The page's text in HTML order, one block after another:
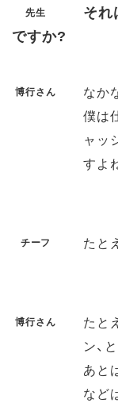
先生
それ
ですか?
博行さん
なか
僕は
ャッ
すよ
チーフ たと
博行さん
たと
ン、
あと
など